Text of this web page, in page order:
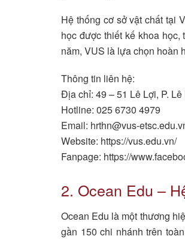
Hệ thống cơ sở vật chất tại
học được thiết kế khoa
năm, VUS là lựa chọn hoàn
Thông tin liên hệ:
Địa chỉ: 49 – 51 Lê Lợi, P.
Hotline: 025 6730 4979
Email: hrthn@vus-
Website: https://vus.edu.vn/
Fanpage: https://
2. Ocean Edu –
Ocean Edu là một thương
gần 150 chi nhánh trên